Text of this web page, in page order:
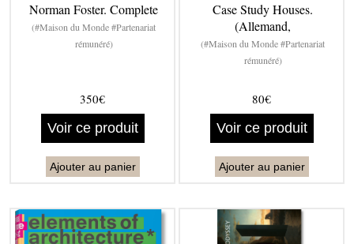
Norman Foster. Complete
(#Maison du Monde #Partenariat
rémunéré)
350€
Voir ce produit
Ajouter au panier
Case Study Houses.
(Allemand,
(#Maison du Monde #Partenariat
rémunéré)
80€
Voir ce produit
Ajouter au panier